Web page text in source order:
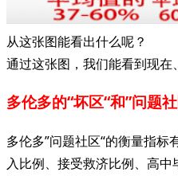
从这张图能看出什么呢？
通过这张图，我们能看到现在
多伦多的“坏区“和”问题社
多伦多”问题社区“的衡量指
入比例、接受救济比例、高